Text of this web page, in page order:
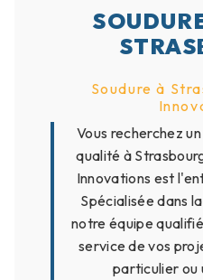
Soudure à
Vous recherchez
qualité à
Innovations est
Spécialisée dans
notre équipe
service de vos
particulier ou